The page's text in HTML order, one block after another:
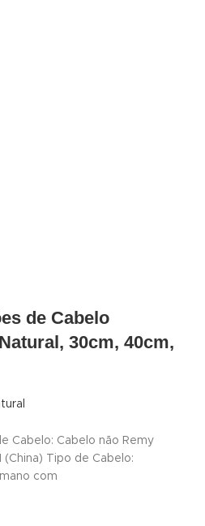
de Cabelo
30cm, 40cm,
Cabelo: Cabelo não Remy
(China) Tipo de Cabelo:
com